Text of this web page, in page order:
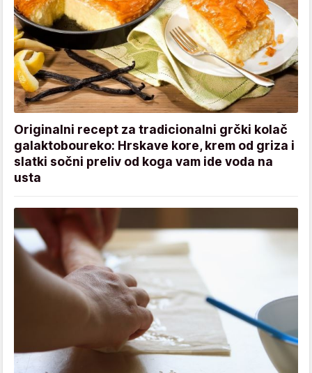
Originalni recept za tradicionalni grčki kolač
galaktoboureko: Hrskave kore, krem od griza i
slatki sočni preliv od koga vam ide voda na
usta